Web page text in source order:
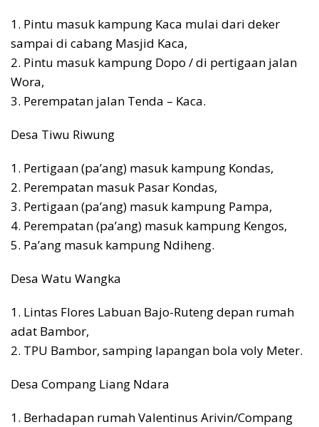
1. Pintu masuk kampung Kaca mulai dari deker
sampai di cabang Masjid Kaca,
2. Pintu masuk kampung Dopo / di pertigaan jalan
Wora,
3. Perempatan jalan Tenda – Kaca.
Desa Tiwu Riwung
1. Pertigaan (pa’ang) masuk kampung Kondas,
2. Perempatan masuk Pasar Kondas,
3. Pertigaan (pa’ang) masuk kampung Pampa,
4. Perempatan (pa’ang) masuk kampung Kengos,
5. Pa’ang masuk kampung Ndiheng.
Desa Watu Wangka
1. Lintas Flores Labuan Bajo-Ruteng depan rumah
adat Bambor,
2. TPU Bambor, samping lapangan bola voly Meter.
Desa Compang Liang Ndara
1. Berhadapan rumah Valentinus Arivin/Compang